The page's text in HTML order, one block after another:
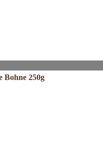
Bohne 250g